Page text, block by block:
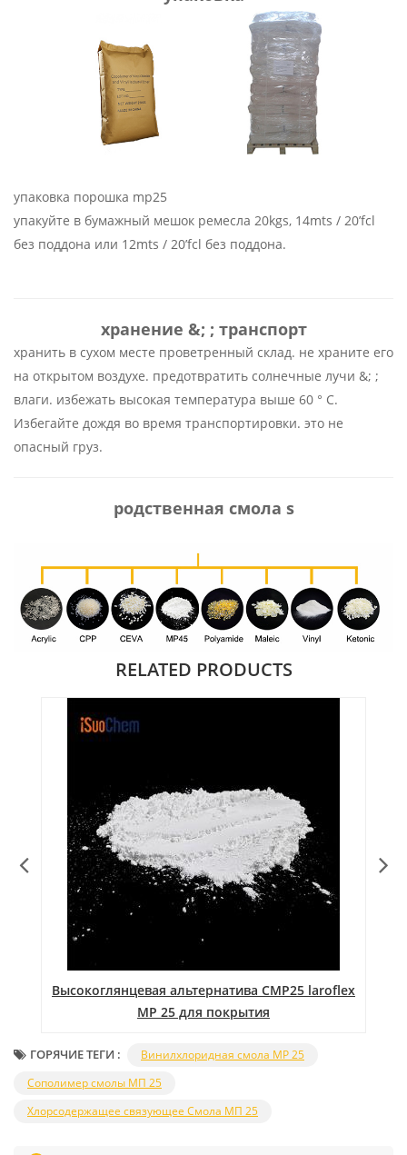
упаковка порошка mp25
упакуйте в бумажный мешок ремесла 20kgs, 14mts / 20’fcl
без поддона или 12mts / 20’fcl без поддона.
хранение &; ; транспорт
хранить в сухом месте проветренный склад. не храните его
на открытом воздухе. предотвратить солнечные лучи &; ;
влаги. избежать высокая температура выше 60 ° C.
Избегайте дождя во время транспортировки. это не
опасный груз.
родственная смола s
RELATED PRODUCTS
Высокоглянцевая альтернатива CMP25 laroflex
MP 25 для покрытия
ГОРЯЧИЕ ТЕГИ :
Винилхлоридная смола MP 25
Сополимер смолы МП 25
Хлорсодержащее связующее Смола МП 25